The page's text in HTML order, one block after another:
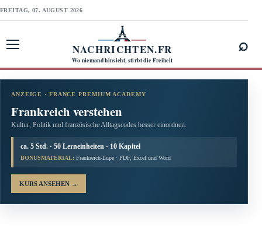
FREITAG, 07. AUGUST 2026
NACHRICHTEN.FR
Wo niemand hinsieht, stirbt die Freiheit
⌕
ANZEIGE · FRANCE PREMIUM ACADEMY
Frankreich verstehen
Kultur, Politik und französische Alltagscodes besser einordnen.
ca. 5 Std. · 50 Lerneinheiten · 10 Kapitel
BONUSMATERIAL: Frankreich-Lupe · PDF, Excel und Word
KURS ANSEHEN →